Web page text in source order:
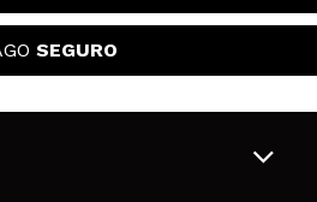
SEGURO